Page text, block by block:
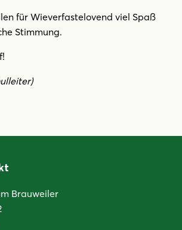
für Wieverfastelovend viel Spaß
Stimmung.
Brauweiler